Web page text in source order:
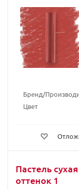
Бренд/
Цвет
Пастель
оттенок 1